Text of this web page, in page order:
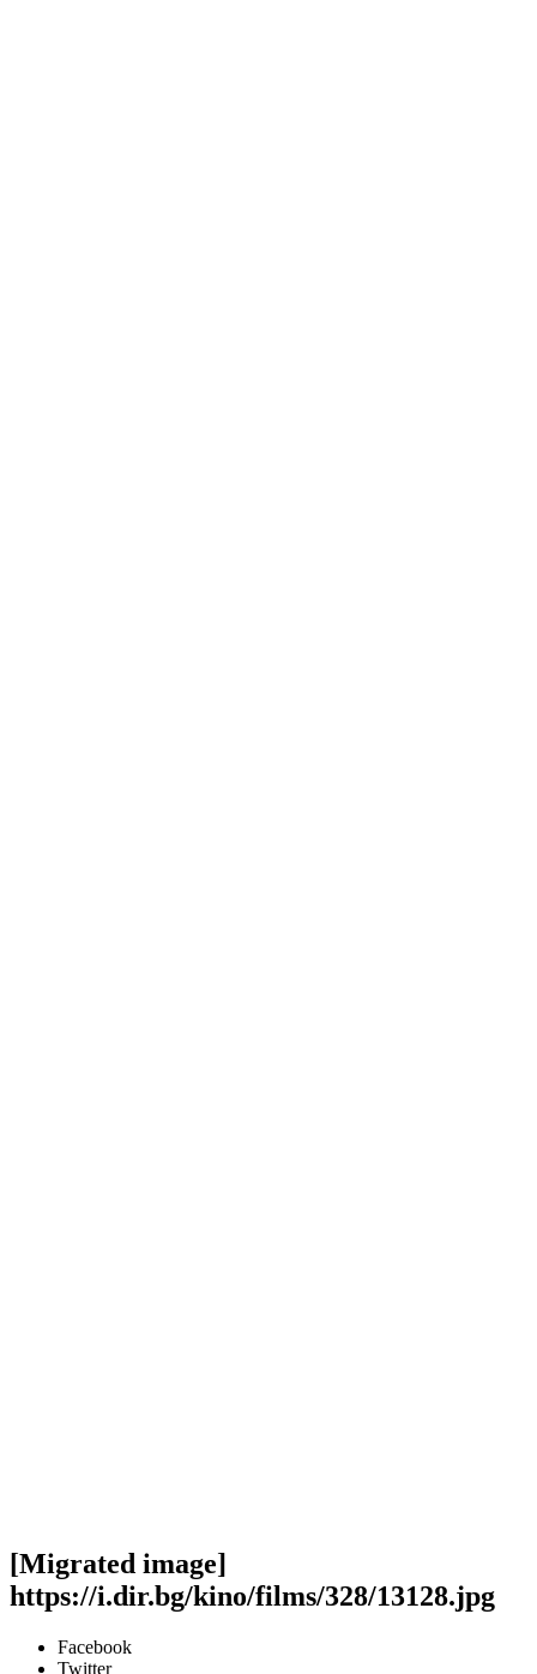
[Migrated image]
https://i.dir.bg/kino/films/328/13128.jpg
Facebook
Twitter